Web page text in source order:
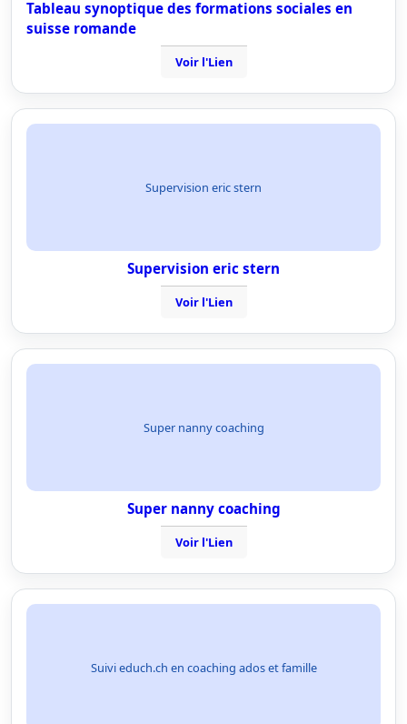
Tableau synoptique des formations sociales en
suisse romande
Voir l'Lien
Supervision eric stern
Supervision eric stern
Voir l'Lien
Super nanny coaching
Super nanny coaching
Voir l'Lien
Suivi educh.ch en coaching ados et famille